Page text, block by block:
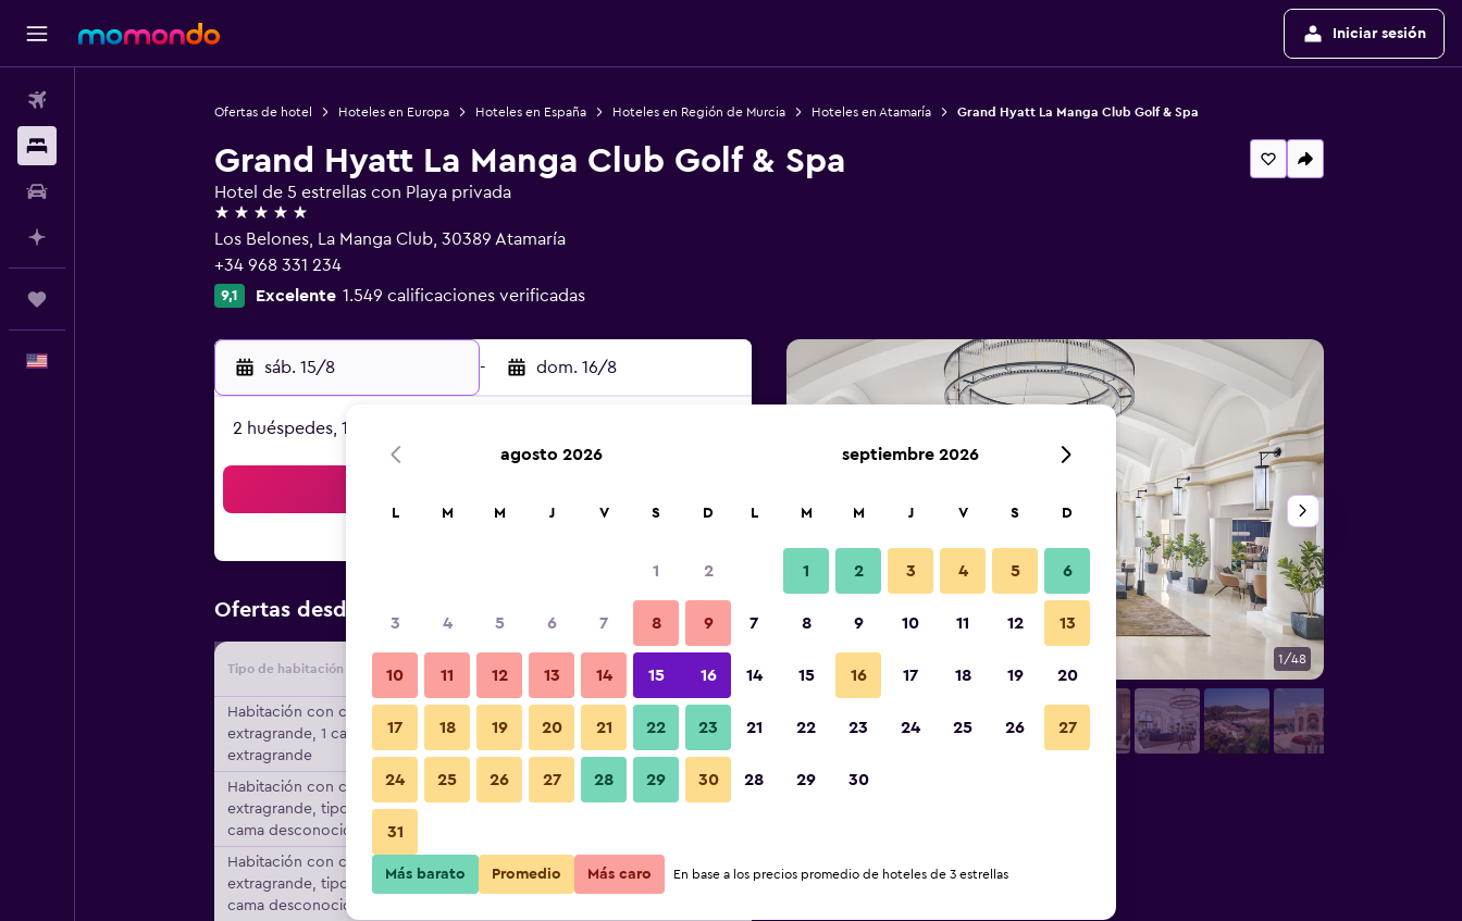
Iniciar sesión
Ofertas de hotel Hoteles en Europa Hoteles en España Hoteles en Región de Murcia Hoteles en Atamaría Grand Hyatt La Manga Club Golf & Spa
Grand Hyatt La Manga Club Golf & Spa
Hotel de 5 estrellas con Playa privada
5 estrellas
Los Belones, La Manga Club, 30389 Atamaría
+34 968 331 234
9,1 Excelente 1.549 calificaciones verificadas
sáb. 15/8 - dom. 16/8
2 huéspedes, 1 habitación
Ofertas desde Oferta más barata de precio por noche
Tipo de habitación Proveedor Total noche
Habitación con cama
extragrande, 1 cama
extragrande
$299 Ver oferta
Habitación con cama
extragrande, tipo de
cama desconocido
Habitación con cama
extragrande, tipo de
cama desconocido
$304
Lobby 1/48
Fotos
agosto 2026
L M M J V S D
1 2
3 4 5 6 7 8 9
10 11 12 13 14 15 16
17 18 19 20 21 22 23
24 25 26 27 28 29 30
31
septiembre 2026
L M M J V S D
1 2 3 4 5 6
7 8 9 10 11 12 13
14 15 16 17 18 19 20
21 22 23 24 25 26 27
28 29 30
Más barato Promedio Más caro En base a los precios promedio de hoteles de 3 estrellas